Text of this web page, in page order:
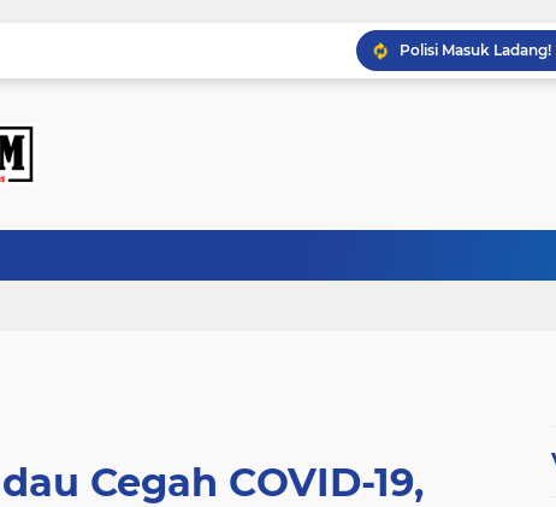
Babinsa Sertu Ridho
Babinsa Kandis
Cegah COVID-19,